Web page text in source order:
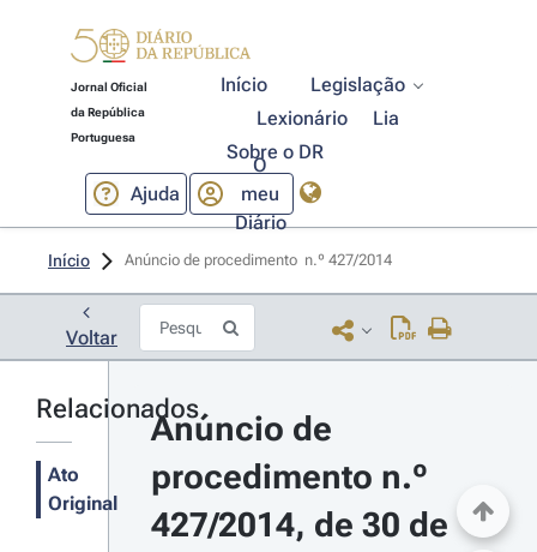
Jornal Oficial
da República
Portuguesa
Início
Legislação
Lexionário
Lia
Sobre o DR
Ajuda
O
meu
Diário
Início Anúncio de procedimento  n.º 427/2014
Voltar
Relacionados
Ato
Original
Anúncio de
procedimento n.º
427/2014, de 30 de